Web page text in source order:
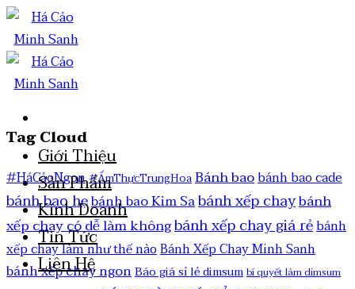
Giới Thiệu
Sản Phẩm
Kinh Doanh
Tin Tức
Liên Hệ
Tag Cloud
#HáCảoNgon#ẨmThựcTrungHoaBánh baobánh bao cade
bánh bao hẹbánh bao Kim Sabánh xếp chaybánh
xếp chay có dễ làm khôngbánh xếp chay giá rẻbánh
xếp chay làm như thế nàoBánh Xếp Chay Minh Sanh
bánh xếp chay ngonBáo giá sỉ lẻ dimsumbí quyết làm dimsum